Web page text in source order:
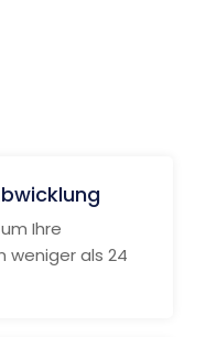
Ihre
weniger als 24